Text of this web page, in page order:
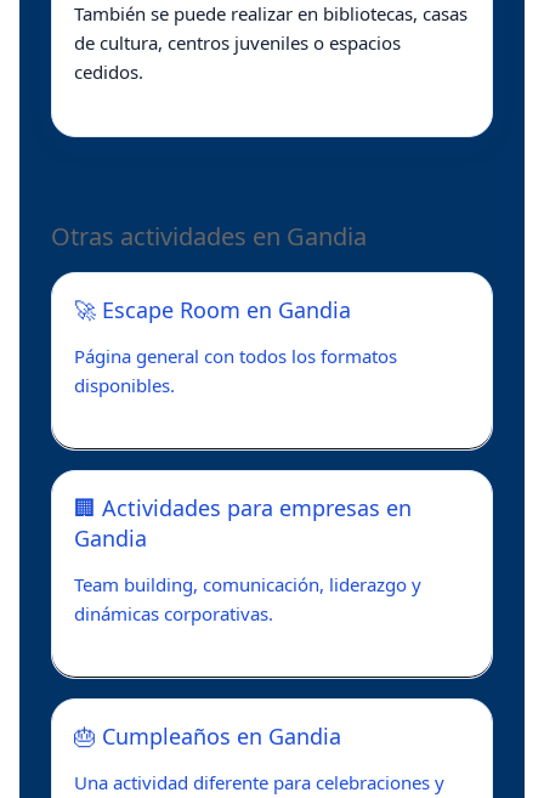
También se puede realizar en bibliotecas, casas
de cultura, centros juveniles o espacios
cedidos.
Otras actividades en Gandia
🚀 Escape Room en Gandia
Página general con todos los formatos
disponibles.
🏢 Actividades para empresas en
Gandia
Team building, comunicación, liderazgo y
dinámicas corporativas.
🎂 Cumpleaños en Gandia
Una actividad diferente para celebraciones y